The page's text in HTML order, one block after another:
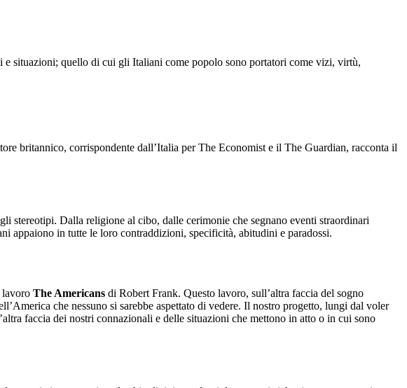
e situazioni; quello di cui gli Italiani come popolo sono portatori come vizi, virtù,
britannico, corrispondente dall’Italia per The Economist e il The Guardian, racconta il
stereotipi. Dalla religione al cibo, dalle cerimonie che segnano eventi straordinari
appaiono in tutte le loro contraddizioni, specificità, abitudini e paradossi.
lavoro The Americans di Robert Frank. Questo lavoro, sull’altra faccia del sogno
che nessuno si sarebbe aspettato di vedere. Il nostro progetto, lungi dal voler
faccia dei nostri connazionali e delle situazioni che mettono in atto o in cui sono